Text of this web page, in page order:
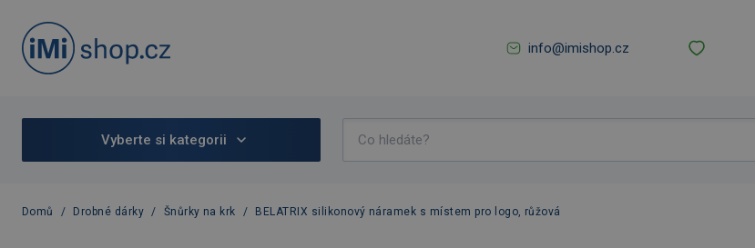
info@imishop.cz
Vyberte si kategorii
Domů / Drobné dárky / Šnůrky na krk / BELATRIX silikonový náramek s místem pro logo, růžová